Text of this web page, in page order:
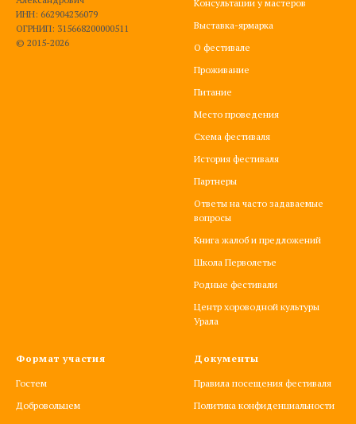
ИНН: 662904236079
ОГРНИП: 315668200000511
© 2015-2026
Консультации у мастеров
Выставка-ярмарка
О фестивале
Проживание
Питание
Место проведения
Схема фестиваля
История фестиваля
Партнеры
Ответы на часто задаваемые
вопросы
Книга жалоб и предложений
Школа Перволетье
Родные фестивали
Центр хороводной культуры
Урала
Формат участия
Гостем
Добровольцем
Документы
Правила посещения фестиваля
Политика конфиденциальности